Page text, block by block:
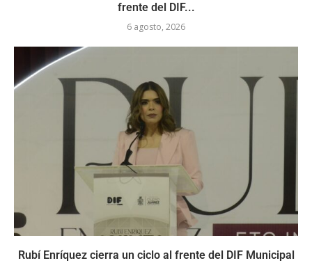
frente del DIF...
6 agosto, 2026
Rubí Enríquez cierra un ciclo al frente del DIF Municipal